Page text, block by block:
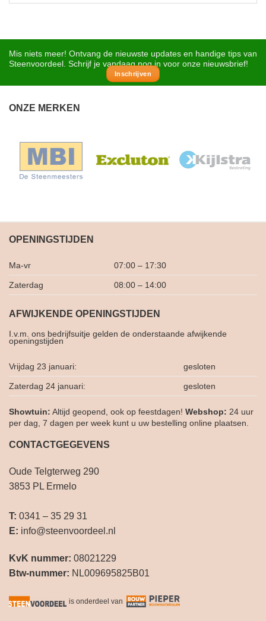
Mis niets meer! Ontvang de nieuwste updates en handige tips van
Steenvoordeel. Schrijf je vandaag nog in voor onze nieuwsbrief!
Inschrijven
ONZE MERKEN
OPENINGSTIJDEN
Ma-vr 07:00 – 17:30
Zaterdag 08:00 – 14:00
AFWIJKENDE OPENINGSTIJDEN
I.v.m. ons bedrijfsuitje gelden de onderstaande afwijkende
openingstijden
Vrijdag 23 januari: gesloten
Zaterdag 24 januari: gesloten
Showtuin: Altijd geopend, ook op feestdagen! Webshop: 24 uur
per dag, 7 dagen per week kunt u uw bestelling online plaatsen.
CONTACTGEGEVENS
Oude Telgterweg 290
3853 PL Ermelo
T: 0341 – 35 29 31
E: info@steenvoordeel.nl
KvK nummer: 08021229
Btw-nummer: NL009695825B01
is onderdeel van